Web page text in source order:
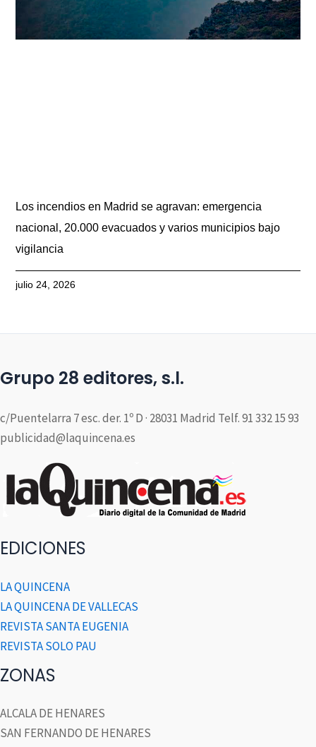
Los incendios en Madrid se agravan: emergencia
nacional, 20.000 evacuados y varios municipios bajo
vigilancia
julio 24, 2026
Grupo 28 editores, s.l.
c/Puentelarra 7 esc. der. 1º D · 28031 Madrid Telf. 91 332 15 93
publicidad@laquincena.es
EDICIONES
LA QUINCENA
LA QUINCENA DE VALLECAS
REVISTA SANTA EUGENIA
REVISTA SOLO PAU
ZONAS
ALCALA DE HENARES
SAN FERNANDO DE HENARES